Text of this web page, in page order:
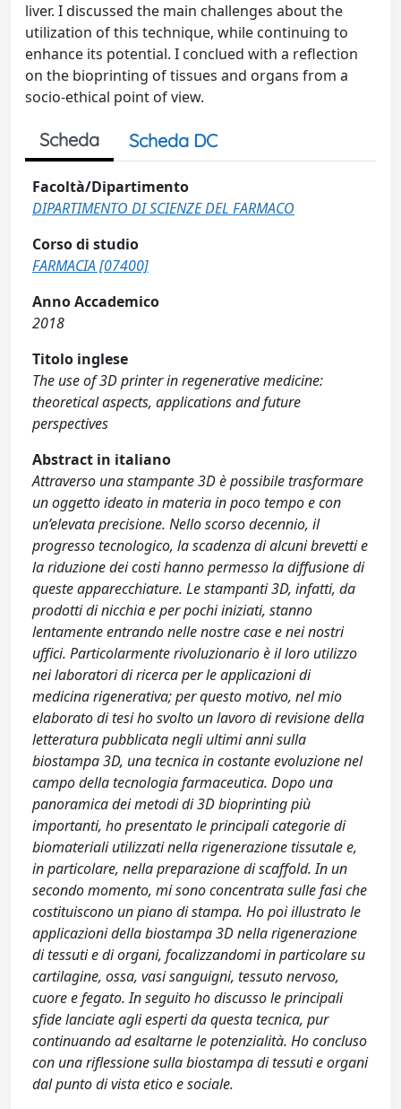
liver. I discussed the main challenges about the
utilization of this technique, while continuing to
enhance its potential. I conclued with a reflection
on the bioprinting of tissues and organs from a
socio-ethical point of view.
Scheda Scheda DC
Facoltà/Dipartimento
DIPARTIMENTO DI SCIENZE DEL FARMACO
Corso di studio
FARMACIA [07400]
Anno Accademico
2018
Titolo inglese
The use of 3D printer in regenerative medicine:
theoretical aspects, applications and future
perspectives
Abstract in italiano
Attraverso una stampante 3D è possibile trasformare
un oggetto ideato in materia in poco tempo e con
un’elevata precisione. Nello scorso decennio, il
progresso tecnologico, la scadenza di alcuni brevetti e
la riduzione dei costi hanno permesso la diffusione di
queste apparecchiature. Le stampanti 3D, infatti, da
prodotti di nicchia e per pochi iniziati, stanno
lentamente entrando nelle nostre case e nei nostri
uffici. Particolarmente rivoluzionario è il loro utilizzo
nei laboratori di ricerca per le applicazioni di
medicina rigenerativa; per questo motivo, nel mio
elaborato di tesi ho svolto un lavoro di revisione della
letteratura pubblicata negli ultimi anni sulla
biostampa 3D, una tecnica in costante evoluzione nel
campo della tecnologia farmaceutica. Dopo una
panoramica dei metodi di 3D bioprinting più
importanti, ho presentato le principali categorie di
biomateriali utilizzati nella rigenerazione tissutale e,
in particolare, nella preparazione di scaffold. In un
secondo momento, mi sono concentrata sulle fasi che
costituiscono un piano di stampa. Ho poi illustrato le
applicazioni della biostampa 3D nella rigenerazione
di tessuti e di organi, focalizzandomi in particolare su
cartilagine, ossa, vasi sanguigni, tessuto nervoso,
cuore e fegato. In seguito ho discusso le principali
sfide lanciate agli esperti da questa tecnica, pur
continuando ad esaltarne le potenzialità. Ho concluso
con una riflessione sulla biostampa di tessuti e organi
dal punto di vista etico e sociale.